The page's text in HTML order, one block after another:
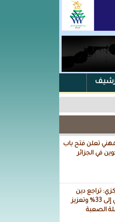
تعلن فتح باب
في الجزائر
تراجع دين
موريتانيا الخارجي إلى 33% وتعزيز
الصعبة